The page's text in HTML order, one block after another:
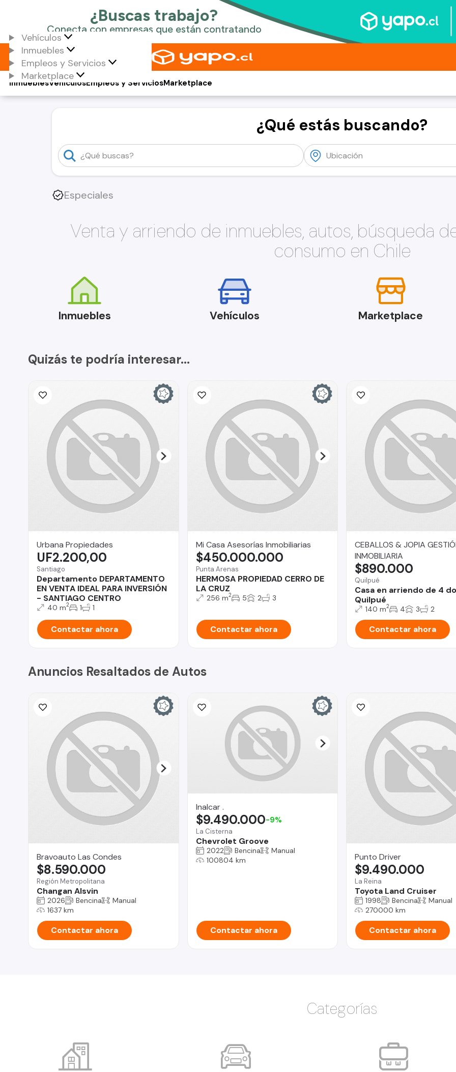
Vehículos
Inmuebles
Empleos y Servicios
Marketplace
Vehículos
Inmuebles Empleos y ServiciosMarketplace
¿Qué estás buscando?
Especiales
Venta y arriendo de inmuebles, autos, búsqueda
consumo en Chile
Inmuebles Vehículos Marketplace
Quizás te podría interesar...
Urbana Propiedades
Santiago
Departamento DEPARTAMENTO
EN VENTA IDEAL PARA INVERSIÓN
- SANTIAGO CENTRO
UF2.200,00
40 m2 1 1
Contactar ahora
Mi Casa Asesorías Inmobiliarias
Punta Arenas
HERMOSA PROPIEDAD CERRO DE
LA CRUZ
$450.000.000
256 m2 5 2 3
Contactar ahora
CEBALLOS & JOPIA
INMOBILIARIA
Quilpué
Casa en arriendo de 4
Quilpué
$890.000
140 m2 4 3 2
Contactar ahora
Anuncios Resaltados de Autos
Bravoauto Las Condes
Región Metropolitana
Changan Alsvin
$8.590.000
2026 Bencina
Manual
1637 km
Contactar ahora
Inalcar .
La Cisterna
Chevrolet Groove
$9.490.000-9%
2022 Bencina
Manual
100804 km
Contactar ahora
Punto Driver
La Reina
Toyota Land Cruiser
$9.490.000
1998 Bencina
Manual
270000 km
Contactar ahora
Categorías